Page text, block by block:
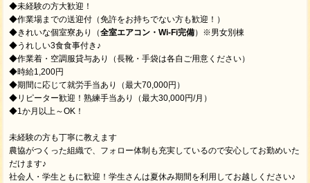
◆未経験の方大歓迎！
◆作業場までの送迎付（免許をお持ちでない方も歓迎！）
◆きれいな個室寮あり（全室エアコン・Wi-Fi完備）※男女別棟
◆うれしい3食食事付き♪
◆作業着・空調服貸与あり（長靴・手袋は各自ご用意ください）
◆時給1,200円
◆期間に応じて就労手当あり（最大70,000円）
◆リピーター歓迎！熟練手当あり（最大30,000円/月）
◆1か月以上～OK！
未経験の方も丁寧に教えます
農協がつくった組織で、フォロー体制も充実しているので安心してお勤めいた
だけます♪
社会人・学生ともに歓迎！学生さんは夏休み期間を利用してお越しください♪